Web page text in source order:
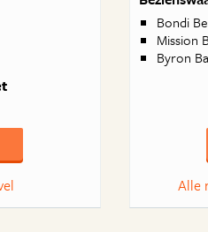
Bondi
Mission
Byron
Alle